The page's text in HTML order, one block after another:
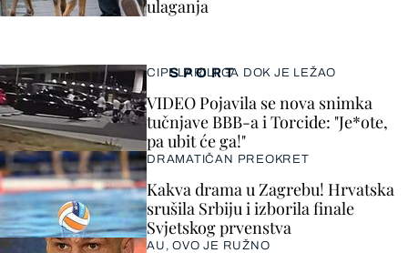
SPORT
CIPELARILI GA DOK JE LEŽAO
VIDEO Pojavila se nova snimka
tučnjave BBB-a i Torcide: "Je*ote,
pa ubit će ga!"
DRAMATIČAN PREOKRET
Kakva drama u Zagrebu! Hrvatska
srušila Srbiju i izborila finale
Svjetskog prvenstva
AU, OVO JE RUŽNO
ulaganja